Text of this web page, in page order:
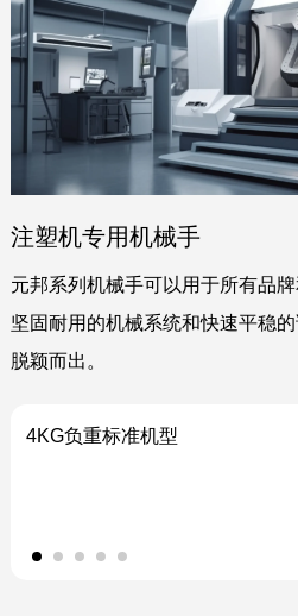
注塑机专用机械手
元邦系列机械手可以用于所有品
坚固耐用的机械系统和快速平稳
脱颖而出。
4KG负重标准机型